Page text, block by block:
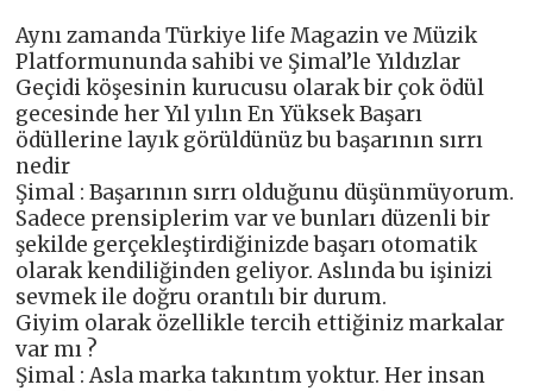
Aynı zamanda Türkiye life Magazin ve Müzik
Platformununda sahibi ve Şimal’le Yıldızlar
Geçidi köşesinin kurucusu olarak bir çok ödül
gecesinde her Yıl yılın En Yüksek Başarı
ödüllerine layık görüldünüz bu başarının sırrı
nedir
Şimal : Başarının sırrı olduğunu düşünmüyorum.
Sadece prensiplerim var ve bunları düzenli bir
şekilde gerçekleştirdiğinizde başarı otomatik
olarak kendiliğinden geliyor. Aslında bu işinizi
sevmek ile doğru orantılı bir durum.
Giyim olarak özellikle tercih ettiğiniz markalar
var mı ?
Şimal : Asla marka takıntım yoktur. Her insan